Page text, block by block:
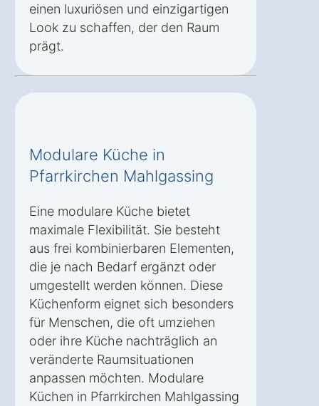
einen luxuriösen und einzigartigen
Look zu schaffen, der den Raum
prägt.
Modulare Küche in
Pfarrkirchen Mahlgassing
Eine modulare Küche bietet
maximale Flexibilität. Sie besteht
aus frei kombinierbaren Elementen,
die je nach Bedarf ergänzt oder
umgestellt werden können. Diese
Küchenform eignet sich besonders
für Menschen, die oft umziehen
oder ihre Küche nachträglich an
veränderte Raumsituationen
anpassen möchten. Modulare
Küchen in Pfarrkirchen Mahlgassing